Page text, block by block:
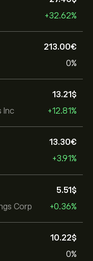
+32.62%
213.00‎€‎
0%
Inc
13.21‎$‎
+12.81%
13.30‎€‎
+3.91%
Corp
5.51‎$‎
+0.36%
10.22‎$‎
0%